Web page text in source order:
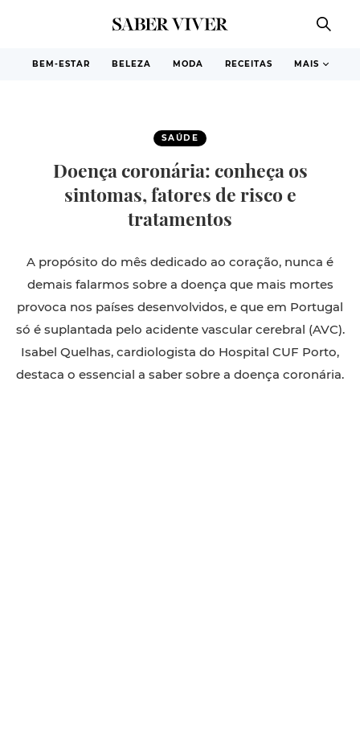
BEM-ESTAR BELEZA MODA RECEITAS MAIS
SAÚDE
Doença coronária: conheça os
sintomas, fatores de risco e
tratamentos
A propósito do mês dedicado ao coração, nunca é
demais falarmos sobre a doença que mais mortes
provoca nos países desenvolvidos, e que em Portugal
só é suplantada pelo acidente vascular cerebral (AVC).
Isabel Quelhas, cardiologista do Hospital CUF Porto,
destaca o essencial a saber sobre a doença coronária.